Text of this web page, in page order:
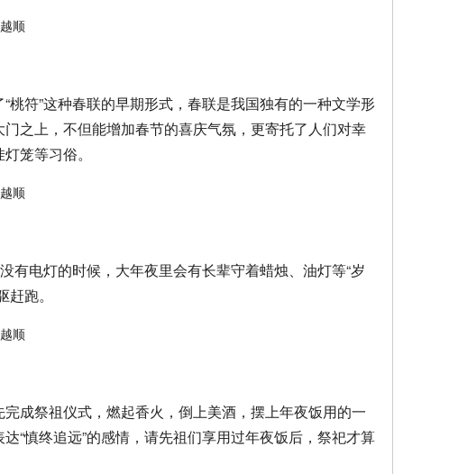
符”这种春联的早期形式，春联是我国独有的一种文学形
之上，不但能增加春节的喜庆气氛，更寄托了人们对幸
笼等习俗。
有电灯的时候，大年夜里会有长辈守着蜡烛、油灯等“岁
跑。
成祭祖仪式，燃起香火，倒上美酒，摆上年夜饭用的一
“慎终追远”的感情，请先祖们享用过年夜饭后，祭祀才算